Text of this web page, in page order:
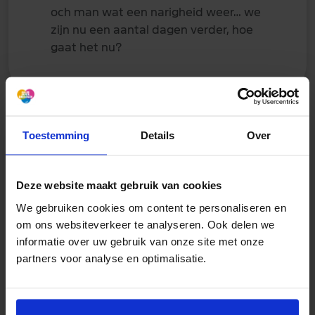
Toestemming Details Over
Deze website maakt gebruik van cookies
We gebruiken cookies om content te personaliseren en
om ons websiteverkeer te analyseren. Ook delen we
informatie over uw gebruik van onze site met onze
partners voor analyse en optimalisatie.
och man wat een narigheid weer… we
zijn nu een aantal dagen verder, hoe
gaat het nu?
Dune
Zijn we nu nog maar een duo
@Fonny?
@Majawaar ben je?